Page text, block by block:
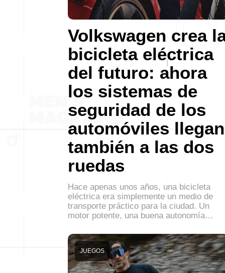
Volkswagen crea
bicicleta eléctrica
del futuro: ahora
los sistemas de
seguridad de los
automóviles llegan
también a las dos
ruedas
Hace apenas unos años, una bicicleta
eléctrica era simplemente un medio de
transporte práctico para la ciudad. Un
motor potente, una buena autonomía…
JUEGOS